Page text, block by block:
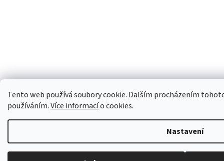
Tento web používá soubory cookie. Dalším procházením
používáním.Více informacío cookies.
Nastavení